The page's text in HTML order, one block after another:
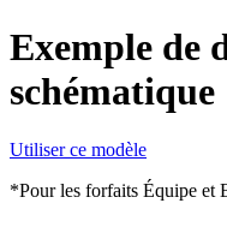
Exemple de
schématique
Utiliser ce modèle
*Pour les forfaits Équipe et